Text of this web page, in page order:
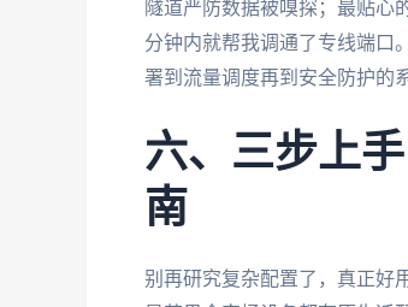
隧道严防数据被嗅探；最贴
分钟内就帮我调通了专线端口
署到流量调度再到安全防护的
六、三步上
南
别再研究复杂配置了，真正好